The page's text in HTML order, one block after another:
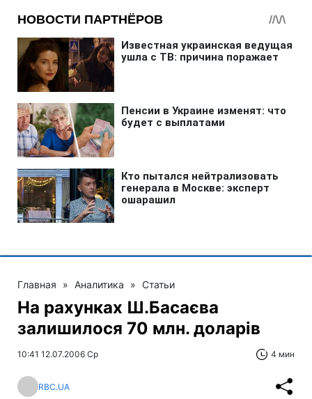
Главная » Аналитика » Статьи
На рахунках Ш.Басаєва
залишилося 70 млн. доларів
10:41 12.07.2006 Ср 4 мин
RBC.UA